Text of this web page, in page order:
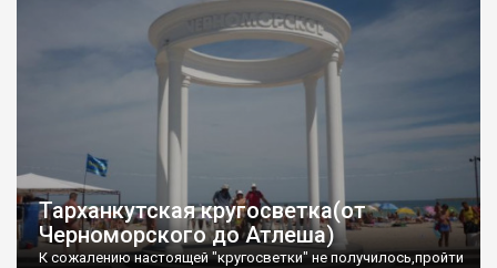
Тарханкутская кругосветка(от
Черноморского до Атлеша)
К сожалению настоящей "кругосветки" не получилось,пройти